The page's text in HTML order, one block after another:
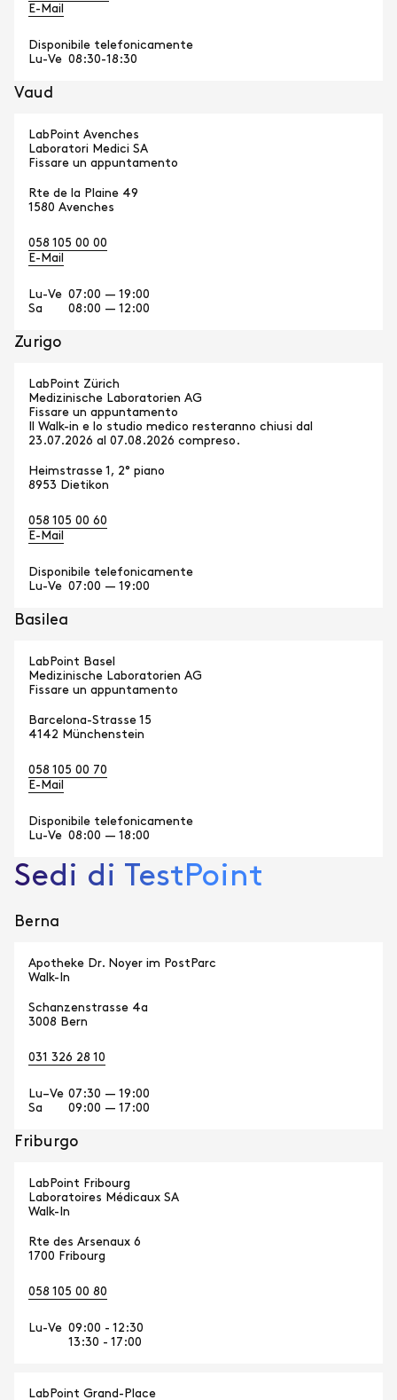
E-Mail
Disponibile telefonicamente
Lu-Ve 08:30-18:30
Vaud
LabPoint Avenches
Laboratori Medici SA
Fissare un appuntamento
Rte de la Plaine 49
1580 Avenches
058 105 00 00
E-Mail
Lu-Ve 07:00 — 19:00
Sa
08:00 — 12:00
Zurigo
LabPoint Zürich
Medizinische Laboratorien AG
Fissare un appuntamento
Il Walk-in e lo studio medico resteranno chiusi dal
23.07.2026 al 07.08.2026 compreso.
Heimstrasse 1, 2° piano
8953 Dietikon
058 105 00 60
E-Mail
Disponibile telefonicamente
Lu-Ve 07:00 — 19:00
Basilea
LabPoint Basel
Medizinische Laboratorien AG
Fissare un appuntamento
Barcelona-Strasse 15
4142 Münchenstein
058 105 00 70
E-Mail
Disponibile telefonicamente
Lu-Ve 08:00 — 18:00
Sedi di TestPoint
Berna
Apotheke Dr. Noyer im PostParc
Walk-In
Schanzenstrasse 4a
3008 Bern
031 326 28 10
Lu–Ve 07:30 — 19:00
Sa
09:00 — 17:00
Friburgo
LabPoint Fribourg
Laboratoires Médicaux SA
Walk-In
Rte des Arsenaux 6
1700 Fribourg
058 105 00 80
Lu-Ve 09:00 - 12:30
13:30 - 17:00
LabPoint Grand-Place